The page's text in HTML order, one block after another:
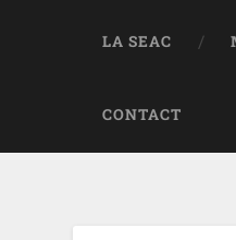
LA SEAC
CONTACT